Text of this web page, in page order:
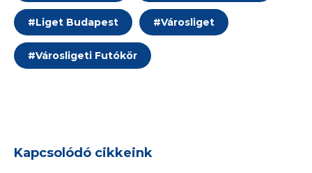
#Liget Budapest #Városliget
#Városligeti Futókör
Kapcsolódó cikkeink